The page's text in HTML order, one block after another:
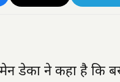
डेका ने कहा है कि